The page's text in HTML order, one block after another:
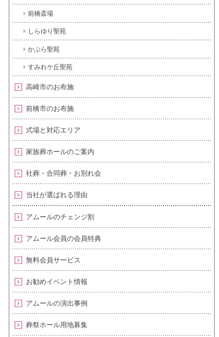
前橋斎場
しらゆり聖苑
かぶら聖苑
すみれケ丘聖苑
高崎市のお布施
前橋市のお布施
式場と対応エリア
家族葬ホールのご案内
社葬・合同葬・お別れ会
当社が選ばれる理由
アムールのチェンジ割
アムール会員の会員特典
無料会員サービス
お勧めイベント情報
アムールの演出事例
葬祭ホール用地募集